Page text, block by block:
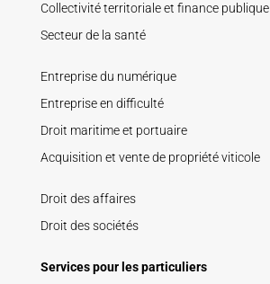
Collectivité territoriale et finance publique
Secteur de la santé
Entreprise du numérique
Entreprise en difficulté
Droit maritime et portuaire
Acquisition et vente de propriété viticole
Droit des affaires
Droit des sociétés
Services pour les particuliers